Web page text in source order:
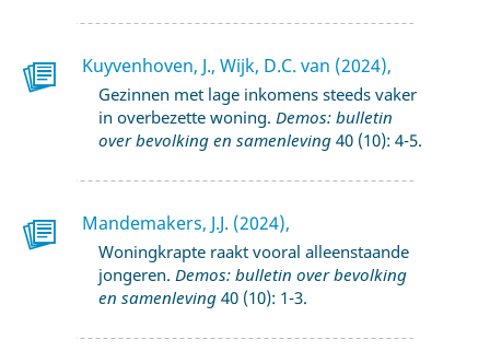
Kuyvenhoven, J., Wijk, D.C. van (2024),
Gezinnen met lage inkomens steeds vaker
in overbezette woning. Demos: bulletin
over bevolking en samenleving 40 (10): 4-5.
Mandemakers, J.J. (2024),
Woningkrapte raakt vooral alleenstaande
jongeren. Demos: bulletin over bevolking
en samenleving 40 (10): 1-3.